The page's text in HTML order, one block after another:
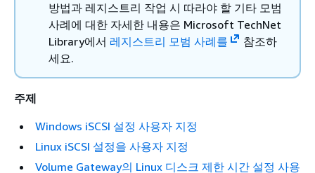
방법과 레지스트리 작업 시 따라야 할 기타 모범
사례에 대한 자세한 내용은 Microsoft TechNet
Library에서 레지스트리 모범 사례를
참조하
세요.
주제
Windows iSCSI 설정 사용자 지정
Linux iSCSI 설정을 사용자 지정
Volume Gateway의 Linux 디스크 제한 시간 설정 사용